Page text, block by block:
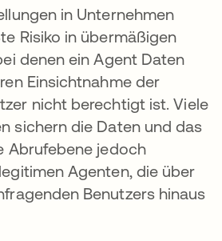
in Unternehmen
Risiko in übermäßigen
denen ein Agent Daten
Einsichtnahme der
nicht berechtigt ist. Viele
sichern die Daten und das
Abrufebene jedoch
Agenten, die über
Benutzers hinaus